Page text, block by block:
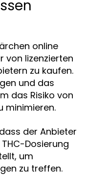
online
von lizenzierten
zu kaufen.
und das
das Risiko von
minimieren.
der Anbieter
Dosierung
um
zu treffen.